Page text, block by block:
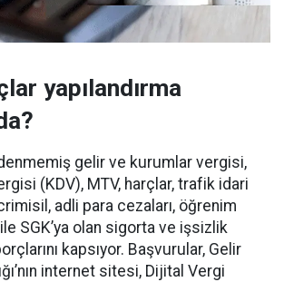
yapılandırma
gelir ve kurumlar vergisi,
(KDV), MTV, harçlar, trafik idari
adli para cezaları, öğrenim
SGK’ya olan sigorta ve işsizlik
kapsıyor. Başvurular, Gelir
internet sitesi, Dijital Vergi